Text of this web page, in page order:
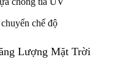
chế độ
Lượng Mặt Trời